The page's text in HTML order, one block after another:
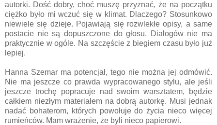
autorki. Dość dobry, choć muszę przyznać, że na początku
ciężko było mi wczuć się w klimat. Dlaczego? Stosunkowo
niewiele się dzieje. Pojawiają się rozwlekłe opisy, a same
postacie nie są dopuszczone do głosu. Dialogów nie ma
praktycznie w ogóle. Na szczęście z biegiem czasu było już
lepiej.
Hanna Szemar ma potencjał, tego nie można jej odmówić.
Nie ma jeszcze co prawda wypracowanego stylu, ale jeśli
jeszcze trochę popracuje nad swoim warsztatem, będzie
całkiem niezłym materiałem na dobrą autorkę. Musi jednak
nadać bohaterom, których powołuje do życia nieco więcej
rumieńców. Mam wrażenie, że byli nieco papierowi.